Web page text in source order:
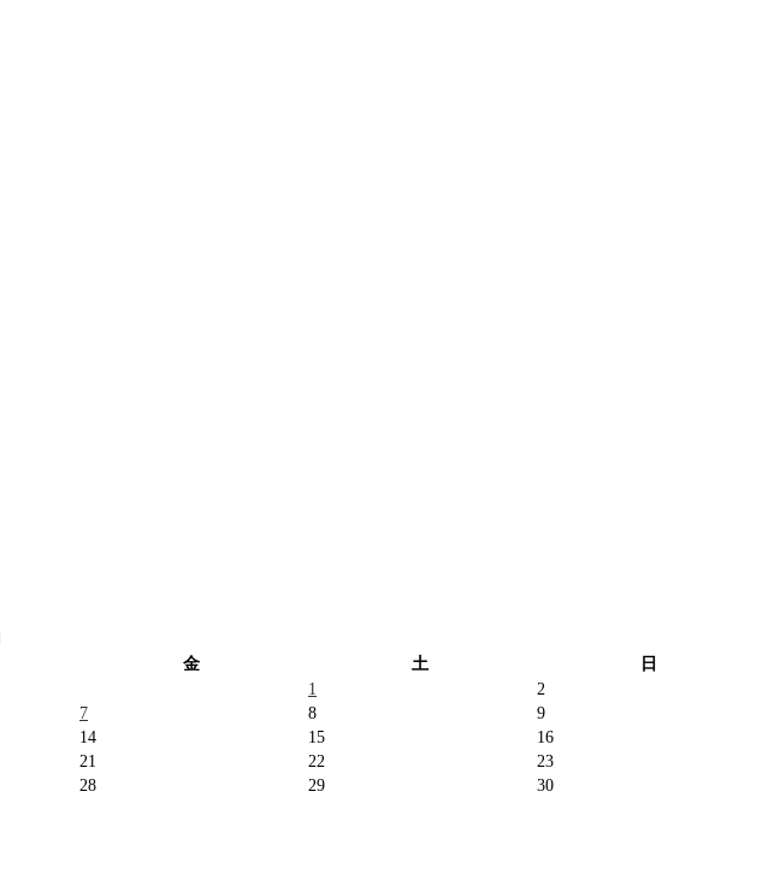
金 土
日
1
2
7 8
9
14 15
16
21 22
23
28 29
30